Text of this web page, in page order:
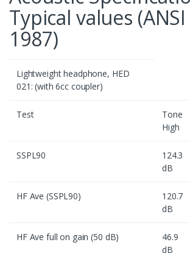
Typical values (ANSI
1987)
Lightweight headphone, HED
021: (with 6cc coupler)
Test
Tone
High
SSPL90
124.3
dB
HF Ave (SSPL90)
120.7
dB
HF Ave full on gain (50 dB)
46.9
dB